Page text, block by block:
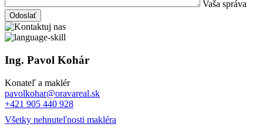
Vaša správa
Odoslať
Ing. Pavol Kohár
Konateľ a maklér
pavolkohar@oravareal.sk
+421 905 440 928
Všetky nehnuteľnosti makléra